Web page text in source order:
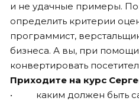
и не удачные примеры.
определить критерии
программист,
бизнеса. А вы, при помощи
конвертировать
Приходите на курс
• каким должен быть